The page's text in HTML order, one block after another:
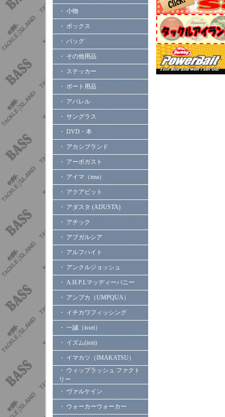
・ 小物
・ ボックス
・ バッグ
・ その他用品
・ ステッカー
・ ボート用品
・ アパレル
・ サングラス
・ DVD・本
・ アカシブランド
・ アーボガスト
・ アイマ（ima）
・ アクアビット
・ アダスタ (ADUSTA)
・ アチック
・ アブガルシア
・ アルフハイト
・ アンクルジョッシュ
・ A.H.P.Lマッディーバニー
・ アンプカ（UMPQUA）
・ イチカワフィッシング
・ 一誠（issei）
・ イズム(ism)
・ イマカツ（IMAKATSU）
・ ウィップラッシュ ファクト
リー
・ ヴァルケイン
・ ウォーカーウォーカー